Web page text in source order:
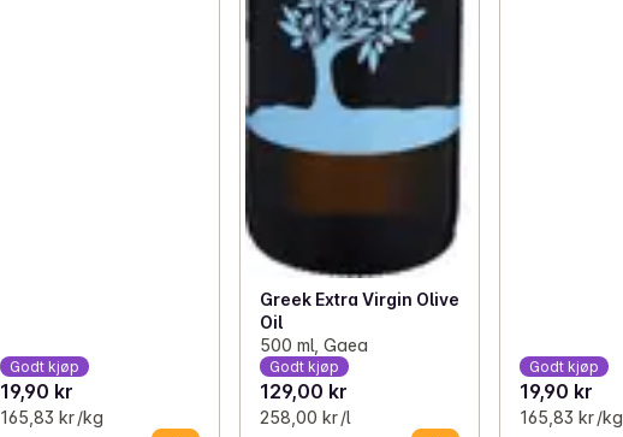
Godt kjøp
19,90 kr
165,83 kr /kg
Greek Extra Virgin Olive
Oil
500 ml, Gaea
Godt kjøp
129,00 kr
258,00 kr /l
Godt kjøp
19,90 kr
165,83 kr /kg